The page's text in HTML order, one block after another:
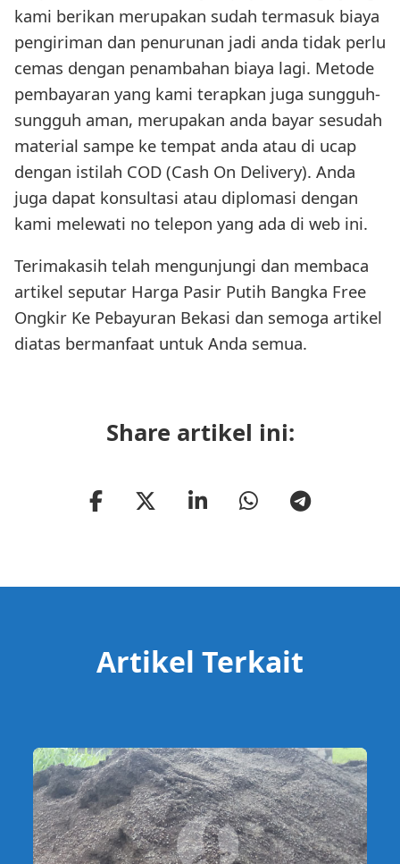
kami berikan merupakan sudah termasuk biaya
pengiriman dan penurunan jadi anda tidak perlu
cemas dengan penambahan biaya lagi. Metode
pembayaran yang kami terapkan juga sungguh-
sungguh aman, merupakan anda bayar sesudah
material sampe ke tempat anda atau di ucap
dengan istilah COD (Cash On Delivery). Anda
juga dapat konsultasi atau diplomasi dengan
kami melewati no telepon yang ada di web ini.
Terimakasih telah mengunjungi dan membaca
artikel seputar Harga Pasir Putih Bangka Free
Ongkir Ke Pebayuran Bekasi dan semoga artikel
diatas bermanfaat untuk Anda semua.
Share artikel ini:
Artikel Terkait